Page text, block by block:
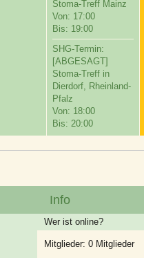
Stoma-Treff Mainz
Von: 17:00
Bis: 19:00
SHG-Termin:
[ABGESAGT]
Stoma-Treff in
Dierdorf, Rheinland-
Pfalz
Von: 18:00
Bis: 20:00
Info
Wer ist online?
Mitglieder: 0 Mitglieder